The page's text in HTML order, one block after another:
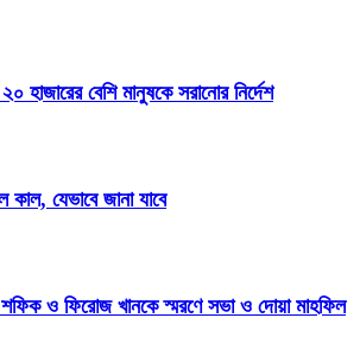
হাজারের বেশি মানুষকে সরানোর নির্দেশ
যেভাবে জানা যাবে
ও ফিরোজ খানকে স্মরণে সভা ও দোয়া মাহফিল